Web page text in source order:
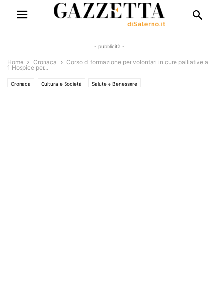
- pubblicità -
Home Cronaca
Corso di formazione per volontari in cure palliative a
1 Hospice per...
Cronaca Cultura e Società Salute e Benessere